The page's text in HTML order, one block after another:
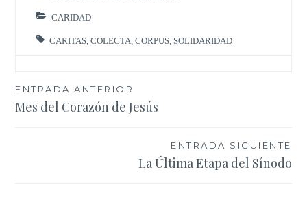
CARIDAD
CARITAS ,COLECTA ,CORPUS SOLIDARIDAD
Navegación
de
ENTRADA ANTERIOR
Mes del Corazón de Jesús
ENTRADA SIGUIENTE
La Última Etapa del Sínodo